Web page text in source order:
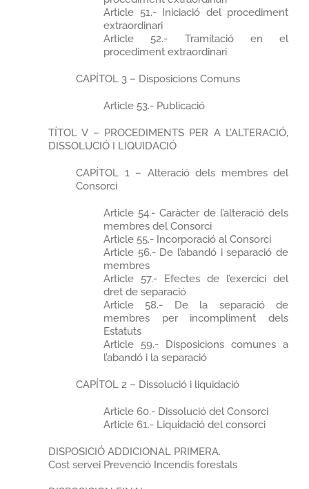
Article 51.- Iniciació del procediment
extraordinari
Article 52.- Tramitació en el
procediment extraordinari
CAPÍTOL 3 – Disposicions Comuns
Article 53.- Publicació
TÍTOL V – PROCEDIMENTS PER A L’ALTERACIÓ,
DISSOLUCIÓ I LIQUIDACIÓ
CAPÍTOL 1 – Alteració dels membres del
Consorci
Article 54.- Caràcter de l’alteració dels
membres del Consorci
Article 55.- Incorporació al Consorci
Article 56.- De l’abandó i separació de
membres
Article 57.- Efectes de l’exercici del
dret de separació
Article 58.- De la separació de
membres per incompliment dels
Estatuts
Article 59.- Disposicions comunes a
l’abandó i la separació
CAPÍTOL 2 – Dissolució i liquidació
Article 60.- Dissolució del Consorci
Article 61.- Liquidació del consorci
DISPOSICIÓ ADDICIONAL PRIMERA.
Cost servei Prevenció Incendis forestals